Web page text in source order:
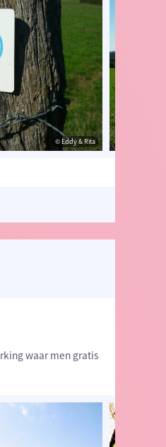
© Eddy & Rita© Eddy & Rita
waar men gratis